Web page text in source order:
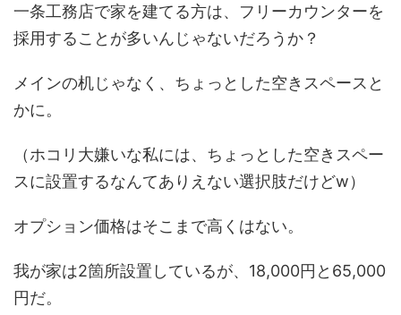
一条工務店で家を建てる方は、フリーカウンターを
採用することが多いんじゃないだろうか？
メインの机じゃなく、ちょっとした空きスペースと
かに。
（ホコリ大嫌いな私には、ちょっとした空きスペー
スに設置するなんてありえない選択肢だけどw）
オプション価格はそこまで高くはない。
我が家は2箇所設置しているが、18,000円と65,000
円だ。